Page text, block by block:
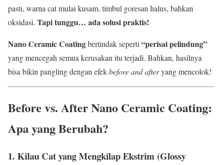
pasti, warna cat mulai kusam, timbul goresan halus, bahkan
oksidasi. Tapi tunggu… ada solusi praktis!
Nano Ceramic Coatingbertindak seperti “perisai pelindung”
yang mencegah semua kerusakan itu terjadi. Bahkan, hasilnya
bisa bikin pangling dengan efekbefore and afteryang mencolok!
Before vs. After Nano Ceramic Coating:
Apa yang Berubah?
1. Kilau Cat yang Mengkilap Ekstrim (Glossy